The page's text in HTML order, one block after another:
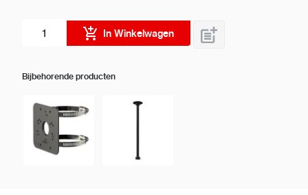
In Winkelwagen
Bijbehorende producten